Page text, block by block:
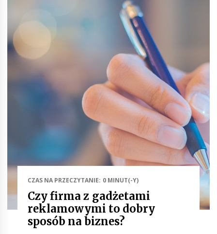
CZAS NA PRZECZYTANIE: 0 MINUT(-Y)
Czy firma z gadżetami
reklamowymi to dobry
sposób na biznes?